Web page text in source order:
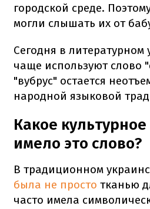
городской среде.
могли слышать их от
Сегодня в литературном
чаще используют слово
"вубрус" остается
народной языковой
Какое
имело это слово?
В традиционном
была не просто тканью
часто имела